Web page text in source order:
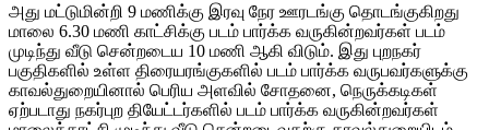
அது மட்டுமின்றி 9 மணிக்கு இரவு நேர ஊரடங்கு தொடங்குகிறது
மாலை 6.30 மணி காட்சிக்கு படம் பார்க்க வருகின்றவர்கள் படம்
முடிந்து வீடு சென்றடைய 10 மணி ஆகி விடும். இது புறநகர்
பகுதிகளில் உள்ள திரையரங்குகளில் படம் பார்க்க வருபவர்களுக்கு
காவல்துறையினால் பெரிய அளவில் சோதனை, நெருக்கடிகள்
ஏற்படாது நகர்புற தியேட்டர்களில் படம் பார்க்க வருகின்றவர்கள்